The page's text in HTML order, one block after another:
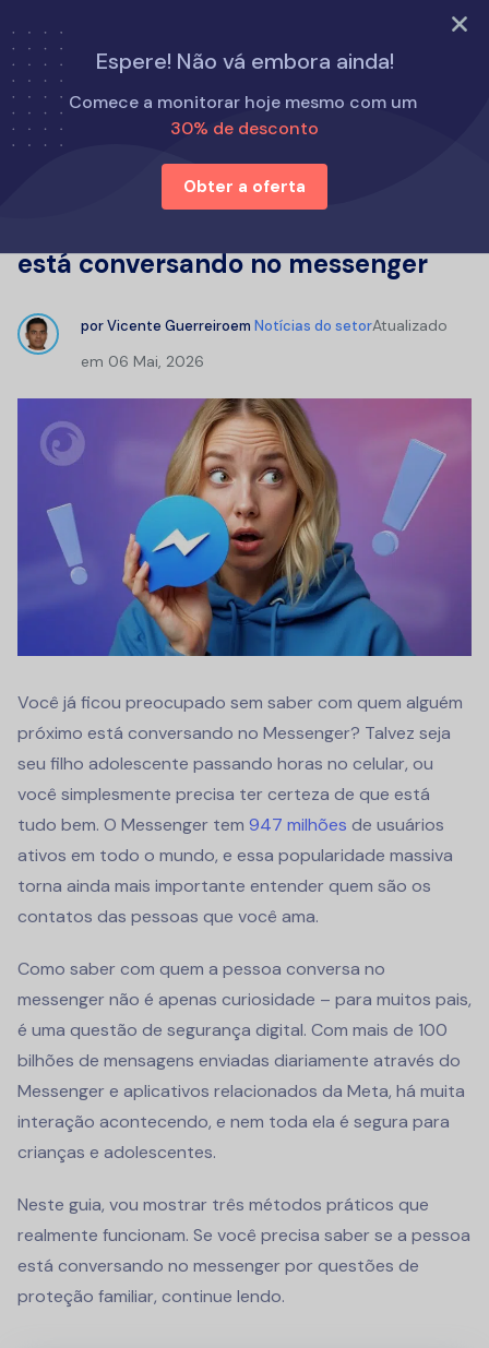
TESTAR AGORA
Espere! Não vá embora ainda!
Comece a monitorar hoje mesmo com um
30% de desconto
Obter a oferta
Início
Notícias do setor
Como saber com quem a pessoa está conversando no
messenger
está conversando no messenger
porVicente Guerreiroem Notícias do setorAtualizado
em 06 Mai, 2026
Você já ficou preocupado sem saber com quem alguém
próximo está conversando no Messenger? Talvez seja
seu filho adolescente passando horas no celular, ou
você simplesmente precisa ter certeza de que está
tudo bem. O Messenger tem 947 milhões de usuários
ativos em todo o mundo, e essa popularidade massiva
torna ainda mais importante entender quem são os
contatos das pessoas que você ama.
Como saber com quem a pessoa conversa no
messenger não é apenas curiosidade – para muitos pais,
é uma questão de segurança digital. Com mais de 100
bilhões de mensagens enviadas diariamente através do
Messenger e aplicativos relacionados da Meta, há muita
interação acontecendo, e nem toda ela é segura para
crianças e adolescentes.
Neste guia, vou mostrar três métodos práticos que
realmente funcionam. Se você precisa saber se a pessoa
está conversando no messenger por questões de
proteção familiar, continue lendo.